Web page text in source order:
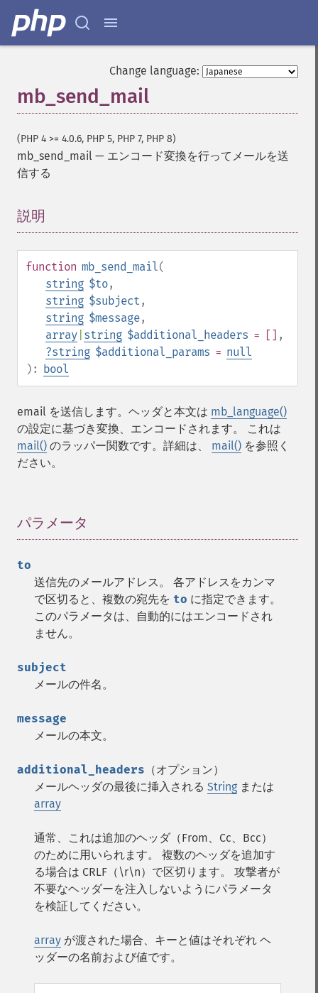
Change language:
mb_send_mail
(PHP 4 >= 4.0.6, PHP 5, PHP 7, PHP 8)
mb_send_mail — エンコード変換を行ってメールを送
信する
説明
function mb_send_mail(
string $to,
string $subject ,
string $message,
array string $additional_headers = [] ,
?string $additional_params = null
): bool
email を送信します。ヘッダと本文は mb_language()
の設定に基づき変換、エンコードされます。 これは
mail() のラッパー関数です。詳細は、 mail() を参照く
ださい。
パラメータ
to
送信先のメールアドレス。 各アドレスをカンマ
で区切ると、複数の宛先を to に指定できます。
このパラメータは、自動的にはエンコードされ
ません。
subject
メールの件名。
message
メールの本文。
additional_headers （オプション）
メールヘッダの最後に挿入される String または
array
通常、これは追加のヘッダ（From、Cc、Bcc）
のために用いられます。 複数のヘッダを追加す
る場合は CRLF（\r\n）で区切ります。 攻撃者が
不要なヘッダーを注入しないようにパラメータ
を検証してください。
array が渡された場合、キーと値はそれぞれ ヘ
ッダーの名前および値です。